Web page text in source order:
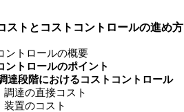
ストとコストコントロールの進め方
トロールの概要
ントロールのポイント
達段階におけるコストコントロール
の直接コスト
のコスト